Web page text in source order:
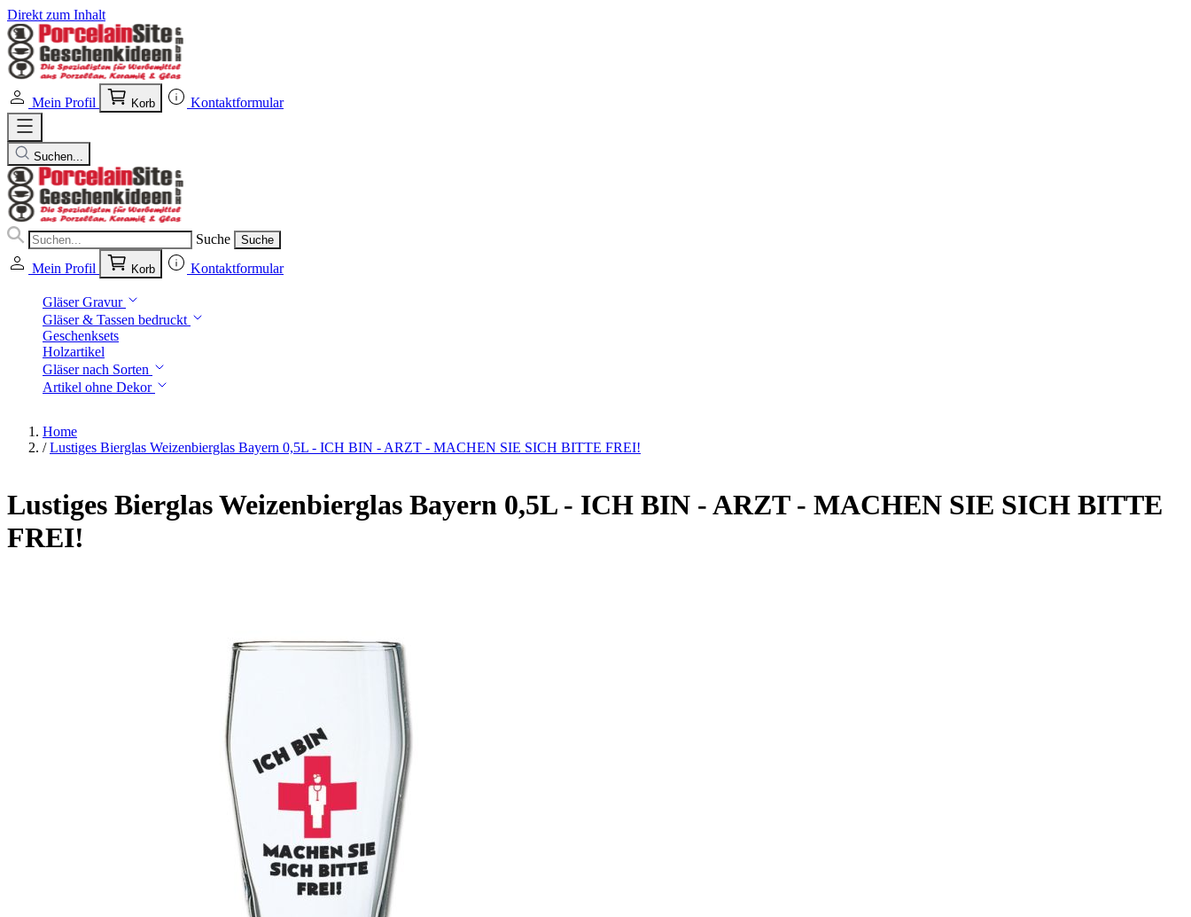
Direkt zum Inhalt
Mein Profil Korb Kontaktformular
Suchen...
Suche Suche
Mein Profil Korb Kontaktformular
Gläser Gravur
Gläser & Tassen bedruckt
Geschenksets
Holzartikel
Gläser nach Sorten
Artikel ohne Dekor
Home
/ Lustiges Bierglas Weizenbierglas Bayern 0,5L - ICH BIN - ARZT - MACHEN SIE SICH BITTE FREI!
Lustiges Bierglas Weizenbierglas Bayern 0,5L - ICH BIN - ARZT - MACHEN SIE SICH BITTE
FREI!